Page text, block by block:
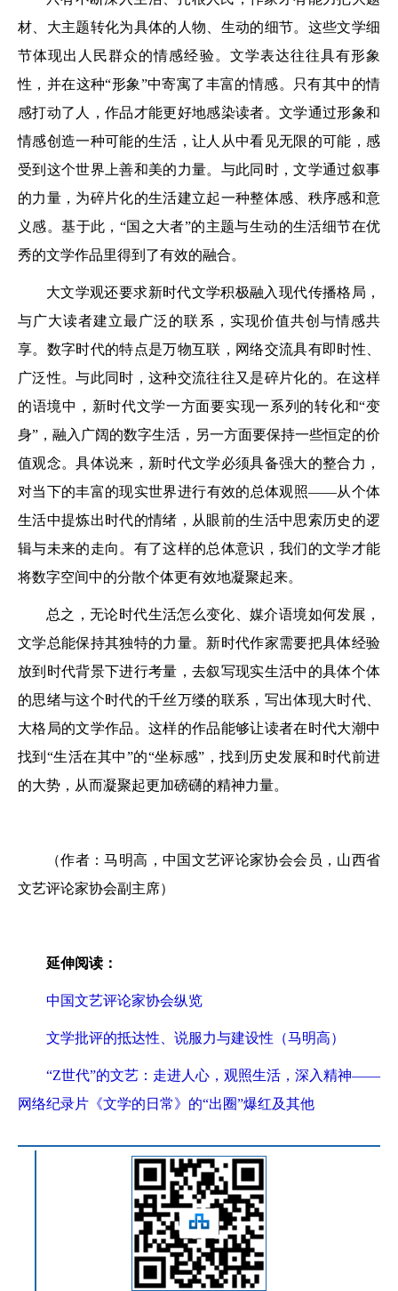
材、大主题转化为具体的人物、生动的细节。这些文学细
节体现出人民群众的情感经验。文学表达往往具有形象
性，并在这种“形象”中寄寓了丰富的情感。只有其中的情
感打动了人，作品才能更好地感染读者。文学通过形象和
情感创造一种可能的生活，让人从中看见无限的可能，感
受到这个世界上善和美的力量。与此同时，文学通过叙事
的力量，为碎片化的生活建立起一种整体感、秩序感和意
义感。基于此，“国之大者”的主题与生动的生活细节在优
秀的文学作品里得到了有效的融合。
大文学观还要求新时代文学积极融入现代传播格局，
与广大读者建立最广泛的联系，实现价值共创与情感共
享。数字时代的特点是万物互联，网络交流具有即时性、
广泛性。与此同时，这种交流往往又是碎片化的。在这样
的语境中，新时代文学一方面要实现一系列的转化和“变
身”，融入广阔的数字生活，另一方面要保持一些恒定的价
值观念。具体说来，新时代文学必须具备强大的整合力，
对当下的丰富的现实世界进行有效的总体观照——从个体
生活中提炼出时代的情绪，从眼前的生活中思索历史的逻
辑与未来的走向。有了这样的总体意识，我们的文学才能
将数字空间中的分散个体更有效地凝聚起来。
总之，无论时代生活怎么变化、媒介语境如何发展，
文学总能保持其独特的力量。新时代作家需要把具体经验
放到时代背景下进行考量，去叙写现实生活中的具体个体
的思绪与这个时代的千丝万缕的联系，写出体现大时代、
大格局的文学作品。这样的作品能够让读者在时代大潮中
找到“生活在其中”的“坐标感”，找到历史发展和时代前进
的大势，从而凝聚起更加磅礴的精神力量。
（作者：马明高，中国文艺评论家协会会员，山西省
文艺评论家协会副主席）
延伸阅读：
中国文艺评论家协会纵览
文学批评的抵达性、说服力与建设性（马明高）
“Z世代”的文艺：走进人心，观照生活，深入精神——
网络纪录片《文学的日常》的“出圈”爆红及其他